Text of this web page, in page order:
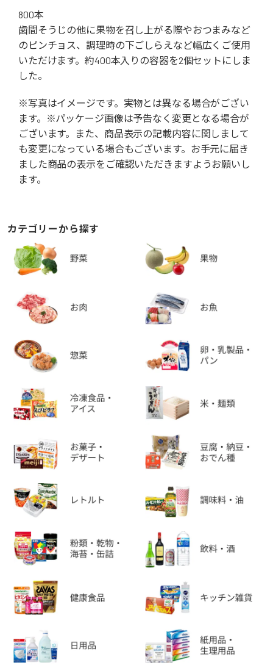
800本
歯間そうじの他に果物を召し上がる際やおつまみなど
のピンチョス、調理時の下ごしらえなど幅広くご使用
いただけます。約400本入りの容器を2個セットにしま
した。
※写真はイメージです。実物とは異なる場合がござい
ます。※パッケージ画像は予告なく変更となる場合が
ございます。また、商品表示の記載内容に関しまして
も変更になっている場合もございます。お手元に届き
ました商品の表示をご確認いただきますようお願いし
ます。
カテゴリーから探す